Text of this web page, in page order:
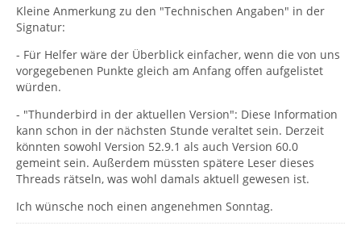
Kleine Anmerkung zu den "Technischen Angaben" in der
Signatur:
- Für Helfer wäre der Überblick einfacher, wenn die von uns
vorgegebenen Punkte gleich am Anfang offen aufgelistet
würden.
- "Thunderbird in der aktuellen Version": Diese Information
kann schon in der nächsten Stunde veraltet sein. Derzeit
könnten sowohl Version 52.9.1 als auch Version 60.0
gemeint sein. Außerdem müssten spätere Leser dieses
Threads rätseln, was wohl damals aktuell gewesen ist.
Ich wünsche noch einen angenehmen Sonntag.